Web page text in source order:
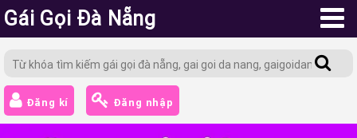
Gái Gọi Đà Nẵng
Đăng kí Đăng nhập